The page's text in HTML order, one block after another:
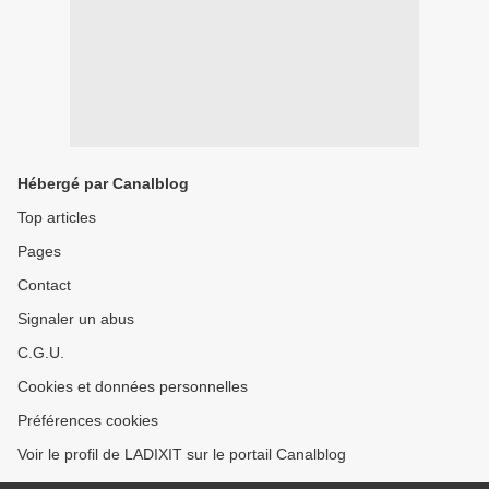
Hébergé par Canalblog
Top articles
Pages
Contact
Signaler un abus
C.G.U.
Cookies et données personnelles
Préférences cookies
Voir le profil de LADIXIT sur le portail Canalblog